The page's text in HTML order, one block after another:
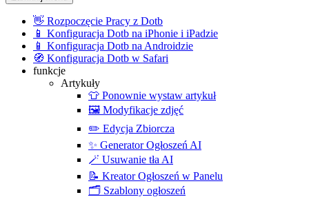
👋 Rozpoczęcie Pracy z Dotb
📱 Konfiguracja Dotb na iPhonie i iPadzie
📱 Konfiguracja Dotb na Androidzie
🧭 Konfiguracja Dotb w Safari
funkcje
Artykuły
👕 Ponownie wystaw artykuł
🖼️ Modyfikacje zdjęć
✏️ Edycja Zbiorcza
✨ Generator Ogłoszeń AI
🪄 Usuwanie tła AI
📝 Kreator Ogłoszeń w Panelu
🗂️ Szablony ogłoszeń